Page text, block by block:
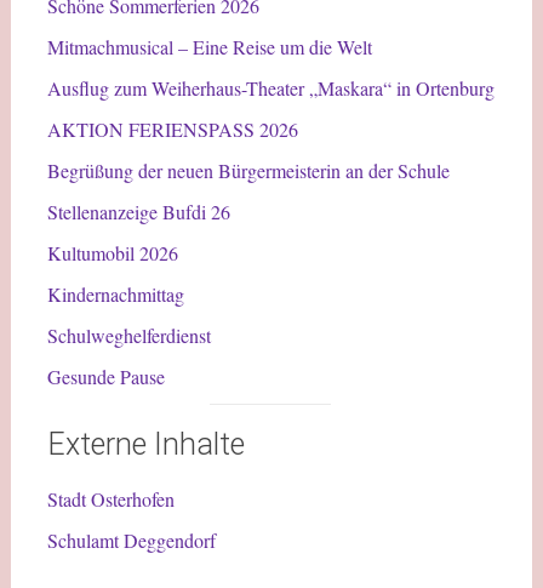
Mitmachmusical – Eine Reise um die Welt
Ausflug zum Weiherhaus-Theater „Maskara“ in Ortenburg
AKTION FERIENSPASS 2026
Begrüßung der neuen Bürgermeisterin an der Schule
Stellenanzeige Bufdi 26
Kultumobil 2026
Kindernachmittag
Schulweghelferdienst
Gesunde Pause
Externe Inhalte
Stadt Osterhofen
Schulamt Deggendorf